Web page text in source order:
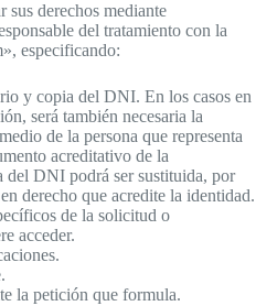
sus derechos mediante
del tratamiento con la
especificando:
y copia del DNI. En los casos en
será también necesaria la
de la persona que representa
acreditativo de la
del DNI podrá ser sustituida, por
derecho que acredite la identidad.
de la solicitud o
acceder.
la petición que formula.